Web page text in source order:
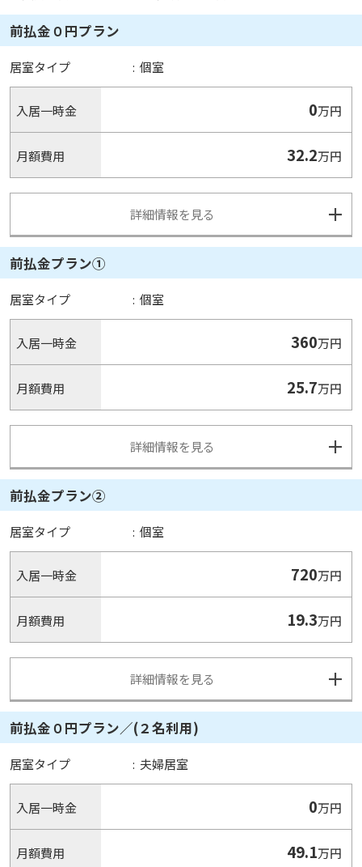
前払金０円プラン
居室タイプ : 個室
入居一時金 0万円
月額費用 32.2万円
詳細情報を見る
前払金プラン①
居室タイプ : 個室
入居一時金 360万円
月額費用 25.7万円
詳細情報を見る
前払金プラン②
居室タイプ : 個室
入居一時金 720万円
月額費用 19.3万円
詳細情報を見る
前払金０円プラン／(２名利用)
居室タイプ : 夫婦居室
入居一時金 0万円
月額費用 49.1万円